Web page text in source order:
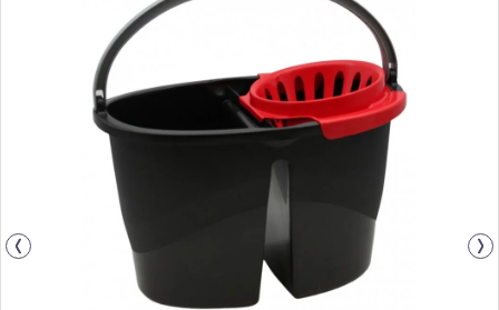
Hobbi és kert
Gyűjtemény
Egészség és szépség
Sport és szabadban
Gyermekeknek